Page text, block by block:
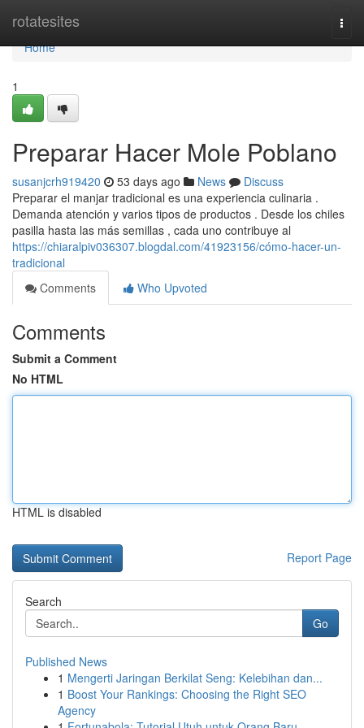
rotatesites
Home
Home
1
Preparar Hacer Mole Poblano
susanjcrh919420 53 days ago News
Discuss
Preparar el manjar tradicional es una experiencia culinaria .
Demanda atención y varios tipos de productos . Desde los chiles
pasilla hasta las más semillas , cada uno contribuye al
https://chiaralpiv036307.blogdal.com/41923156/cómo-hacer-un-
tradicional
Comments
Who Upvoted
Comments
Submit a Comment
No HTML
HTML is disabled
Report Page
Search
Go
Published News
1 Mengerti Jaringan Berkilat Seng: Kelebihan dan...
1 Boost Your Rankings: Choosing the Right SEO
Agency